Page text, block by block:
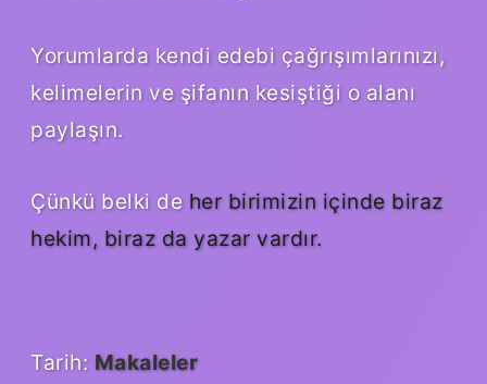
Yorumlarda kendi edebi çağrışımlarınızı,
kelimelerin ve şifanın kesiştiği o alanı
paylaşın.
Çünkü belki de her birimizin içinde biraz
hekim, biraz da yazar vardır.
Tarih: Makaleler